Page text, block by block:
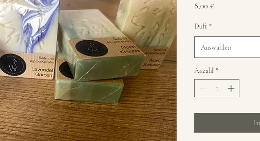
8,00 €Preis
Duft *
Auswählen
Anzahl *